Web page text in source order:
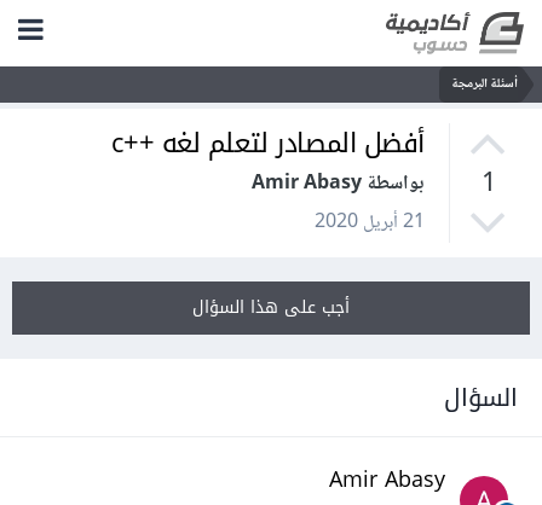
أسئلة البرمجة
1
أفضل المصادر لتعلم لغه ++c
بواسطة Amir Abasy
21 أبريل 2020
أجب على هذا السؤال
السؤال
Amir Abasy